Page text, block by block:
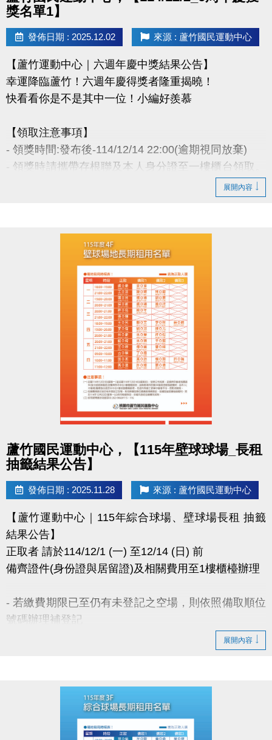
盡事宜則以網站公告為主。
洽詢專線 : (03)263-9066 分機114、115
https://www.lzsports.com.tw/zh_TW/news/pageID/1/
FB : @桃園市蘆竹國民運動中心
IG : @luzhusports
獎名單1】
發佈日期 : 2025.12.02 來源 : 蘆竹國民運動中心
【蘆竹運動中心｜六週年慶中獎結果公告】
幸運降臨蘆竹！六週年慶得獎者隆重揭曉！
快看看你是不是其中一位！小編好羨慕
【領取注意事項】
- 領獎時間:發布後-114/12/14 22:00(逾期視同放棄)
- 領獎時請攜帶存根聯及本人身分證至一樓櫃台領取。
若無法親領，代領者亦需攜帶存根聯、中獎者身分
- 會員卡獎項領取日即為開卡日，會員資格當日起開始
生效，恕無法延後使用。
- 課程抵用金$1500及場地抵用金$500，皆不可分次使
用，進行折抵後，由櫃檯收回。
- 若使用課程折抵金報課，該課程有未開課成功之情
況，不得退費折換現金，但可轉班至有開課成功之課
- 因活動核銷需要，會複印得獎者身分證或相關個人資
料，領獎則視同同意提供本人資料，可請櫃檯註明僅
- 本活動作業說明蘆竹國民運動中心保有解釋、修正、
盡事宜則以網站公告為主。
洽詢專線 : (03)263-9066 分機114、115
https://www.lzsports.com.tw/zh_TW/news/pageID/1/
FB : @桃園市蘆竹國民運動中心
IG : @luzhusports
展開內容
蘆竹國民運動中心，【115年壁球球場_長租
抽籤結果公告】
發佈日期 : 2025.11.28 來源 : 蘆竹國民運動中心
【蘆竹運動中心｜115年綜合球場、壁球場長租 抽籤
結果公告】
正取者 請於114/12/1 (一) 至12/14 (日) 前
備齊證件(身份證與居留證)及相關費用至1樓櫃檯辦理
- 若繳費期限已至仍有未登記之空場，則依照備取順位
號碼辦理補登記
- 若備取皆放棄租借權利，將於114年12月22日(一)公
佈可租借時段，採優先登記並繳費 完成制。
2639066 #115、116。
- 如有未盡事宜，以中心櫃台人員說明為主。
展開內容